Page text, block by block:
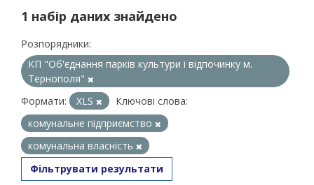
1 набір даних знайдено
Розпорядники:
КП "Об'єднання парків культури і відпочинку м.
Тернополя"
Формати:
XLS
Ключові слова:
комунальне підприємство
комунальна власність
Фільтрувати результати